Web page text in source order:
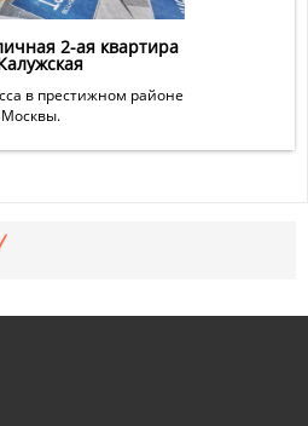
2-ая квартира
в престижном районе
Москвы.